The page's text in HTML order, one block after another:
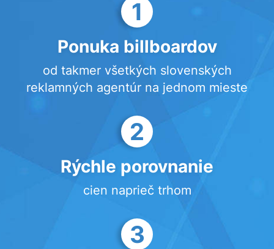
1
Ponuka billboardov
od takmer všetkých slovenských
reklamných agentúr na jednom mieste
2
Rýchle porovnanie
cien naprieč trhom
3